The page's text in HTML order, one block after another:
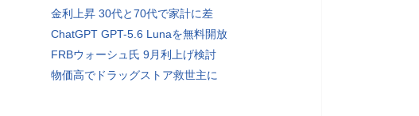
金利上昇 30代と70代で家計に差
ChatGPT GPT-5.6 Lunaを無料開放
FRBウォーシュ氏 9月利上げ検討
物価高でドラッグストア救世主に